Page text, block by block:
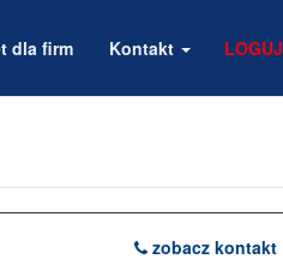
dla firm Kontakt LOGUJ
zobacz kontakt